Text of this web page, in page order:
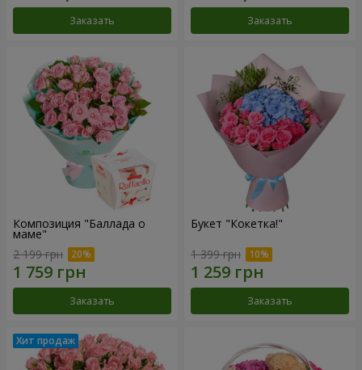
Заказать Заказать
Композиция "Баллада о
маме"
2 199 грн
Заказать
Букет "Кокетка!"
1 399 грн
Заказать